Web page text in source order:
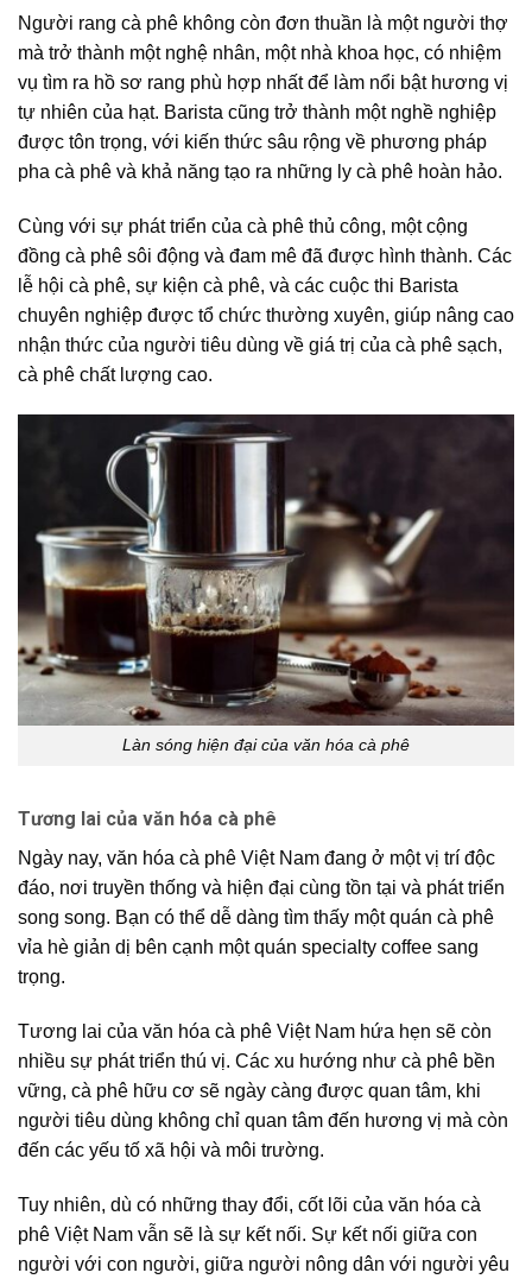
Người rang cà phê không còn đơn thuần là một người thợ
mà trở thành một nghệ nhân, một nhà khoa học, có nhiệm
vụ tìm ra hồ sơ rang phù hợp nhất để làm nổi bật hương vị
tự nhiên của hạt. Barista cũng trở thành một nghề nghiệp
được tôn trọng, với kiến thức sâu rộng về phương pháp
pha cà phê và khả năng tạo ra những ly cà phê hoàn hảo.
Cùng với sự phát triển của cà phê thủ công, mộtcộng
đồng cà phê sôi động và đam mê đã được hình thành. Các
lễ hội cà phê, sự kiện cà phê, và các cuộc thi Barista
chuyên nghiệp được tổ chức thường xuyên, giúp nâng cao
nhận thức của người tiêu dùng về giá trị của cà phê sạch,
cà phê chất lượng cao.
Làn sóng hiện đại của văn hóa cà phê
Tương lai của văn hóa cà phê
Ngày nay, văn hóa cà phê Việt Nam đang ở một vị trí độc
đáo, nơi truyền thống và hiện đại cùng tồn tại và phát triển
song song. Bạn có thể dễ dàng tìm thấy một quán cà phê
vỉa hè giản dị bên cạnh một quán specialty coffee sang
trọng.
Tương lai của văn hóa cà phê Việt Nam hứa hẹn sẽ còn
nhiều sự phát triển thú vị. Các xu hướng như cà phê bền
vững, cà phê hữu cơ sẽ ngày càng được quan tâm, khi
người tiêu dùng không chỉ quan tâm đến hương vị mà còn
đến các yếu tố xã hội và môi trường.
Tuy nhiên, dù có những thay đổi, cốt lõi của văn hóa cà
phê Việt Nam vẫn sẽ là sự kết nối. Sự kết nối giữa con
người với con người, giữa người nông dân với người yêu